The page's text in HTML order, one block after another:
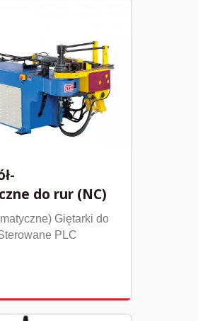
do rur (NC)
Giętarki do
PLC